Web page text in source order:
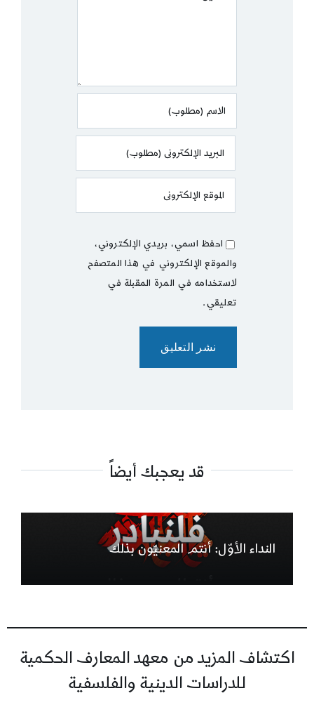
احفظ اسمي، بريدي الإلكتروني،
والموقع الإلكتروني في هذا المتصفح
لاستخدامه في المرة المقبلة في
تعليقي.
قد يعجبك أيضاً
النداء الأوّل: أنتم المعنيّون بذلك
اكتشاف المزيد من معهد المعارف الحكمية
للدراسات الدينية والفلسفية